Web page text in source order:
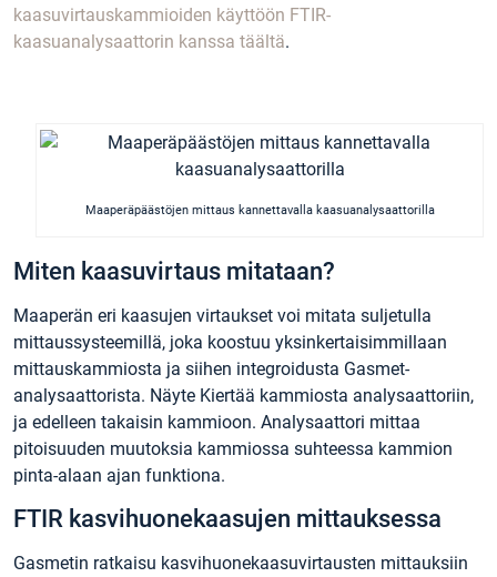
kaasuvirtauskammioiden käyttöön FTIR-
kaasuanalysaattorin kanssa täältä.
Maaperäpäästöjen mittaus kannettavalla kaasuanalysaattorilla
Miten kaasuvirtaus mitataan?
Maaperän eri kaasujen virtaukset voi mitata suljetulla
mittaussysteemillä, joka koostuu yksinkertaisimmillaan
mittauskammiosta ja siihen integroidusta Gasmet-
analysaattorista. Näyte Kiertää kammiosta analysaattoriin,
ja edelleen takaisin kammioon. Analysaattori mittaa
pitoisuuden muutoksia kammiossa suhteessa kammion
pinta-alaan ajan funktiona.
FTIR kasvihuonekaasujen mittauksessa
Gasmetin ratkaisu kasvihuonekaasuvirtausten mittauksiin